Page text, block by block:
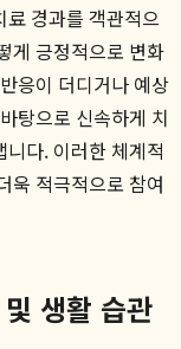
경과를 객관적으
게 긍정적으로 변화
응이 더디거나 예상
탕으로 신속하게 치
다. 이러한 체계적
욱 적극적으로 참여
생활 습관